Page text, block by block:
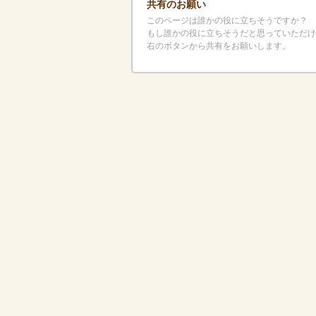
共有のお願い
このページは誰かの役に立ちそうですか？
もし誰かの役に立ちそうだと思っていただ
右のボタンから共有をお願いします。